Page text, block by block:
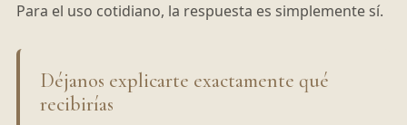
Para el uso cotidiano, la respuesta es simplemente sí.
Déjanos explicarte exactamente qué
recibirías